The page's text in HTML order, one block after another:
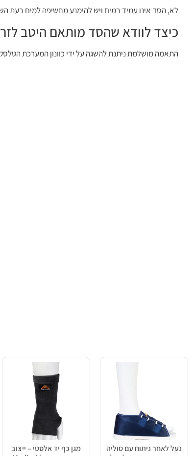
לא, הסד אינו עמיד במים ויש להימנע מחשיפה למים בעת
כיצד לוודא שהסד מותאם היטב
התאמה מושלמת ניתנת להשגה על ידי כוונון המערכת
נעל לאחר ניתוח עם סוליה
מגן כף יד אלסטי – ייצוב